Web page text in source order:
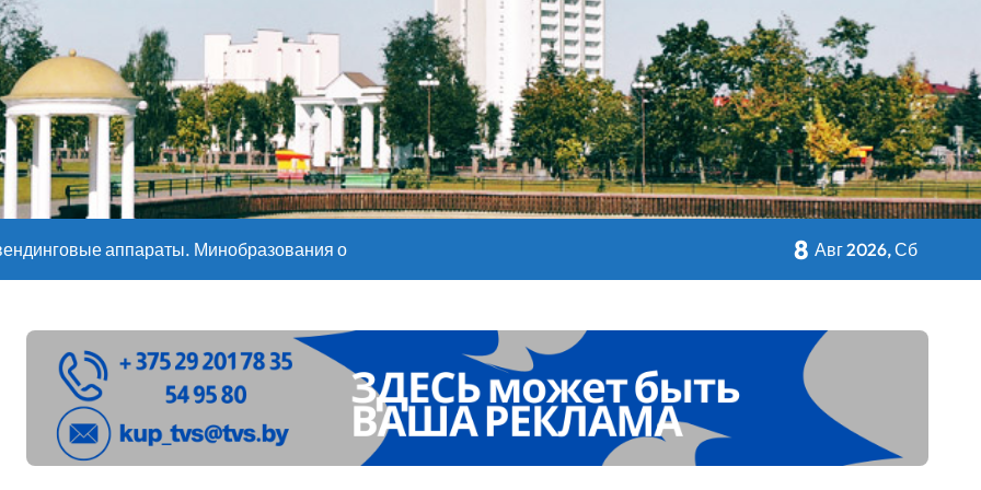
– 05 08 2026
– 07 08 20
аппараты. Минобразования об изменениях в школьном питании
из Молодечно о 50-килограммовом каравае для Дворца Независимости
детей с 1 сентября, рассказали в правительстве
рассказали о погоде на сегодня
8 Авг 2026, Сб